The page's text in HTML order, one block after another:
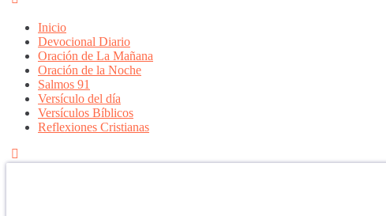
Inicio
Devocional Diario
Oración de La Mañana
Oración de la Noche
Salmos 91
Versículo del día
Versículos Bíblicos
Reflexiones Cristianas